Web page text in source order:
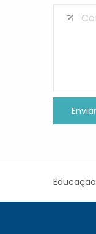
Educação